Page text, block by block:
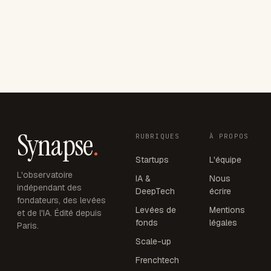
Synapse.
L'observatoire
indépendant des
fondateurs, des levées
et de l'IA. Édité depuis
Paris.
RUBRIQUES
Startups
IA &
DeepTech
Levées de
fonds
Scale-up
Frenchtech
À PROPOS
L'équipe
Nous
écrire
Mentions
légales